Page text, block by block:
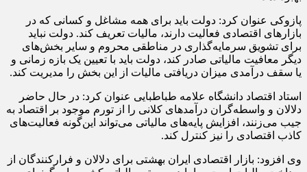
پازوکی عنوان کرد: دولت باید برای همه مشاغل و کسانی که در
بازارهای اقتصادی فعالیت دارند، مالیات تعریف کند. دولت نباید
برای تشویق سرمایه‌گذاری در مناطقی محروم و سایر بخش‌های
دیگر معافیت مالیاتی صادر کند، دولت باید با تعیین یک بازه زمانی و
یا سقف درآمدی میزان دریافتی مالیات از این بخش را مدیریت کند.
استاد اقتصاد دانشگاه علامه طباطبایی عنوان کرد: در حال حاضر
دلالان و واسطه‌گران درآمدهای کلانی را از تورم موجود بر اقتصاد به
جیب می‌زنند، افزایش پایه‌های مالیاتی می‌تواند این‌گونه فعالیت‌های
کاذب اقتصادی را نیز کنترل کند.
وی افزود: بازار اقتصادی ایران بهشتی برای دلالان و فرارکنندگان از